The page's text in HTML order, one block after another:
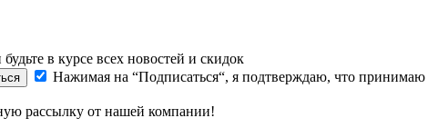
в курсе всех новостей и скидок
Нажимая на “Подписаться“, я подтверждаю, что принимаю
рассылку от нашей компании!